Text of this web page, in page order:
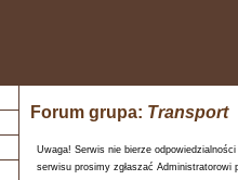
Forum grupa: Transport
Uwaga! Serwis nie bierze
serwisu prosimy zgłaszać Administratorowi